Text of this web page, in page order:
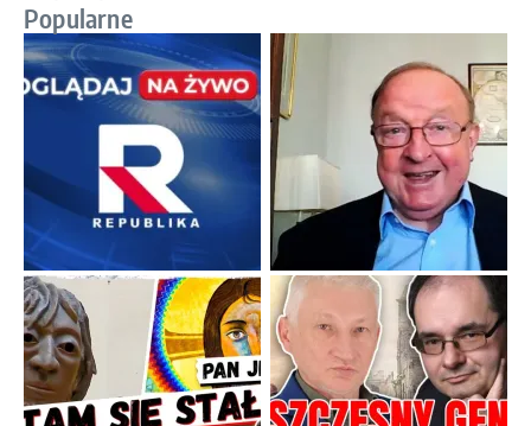
Boskie przestrogi na trudne czasy. Maryjna alternatywa dla
cyfrowego świata
Święte orędzia w cieniu smartfonów....